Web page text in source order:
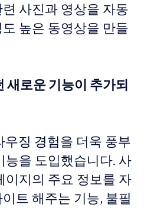
사진과 영상을 자동
높은 동영상을 만들
새로운 기능이 추가되
우징 경험을 더욱 풍부
능을 도입했습니다. 사
이지의 주요 정보를 자
트 해주는 기능, 불필